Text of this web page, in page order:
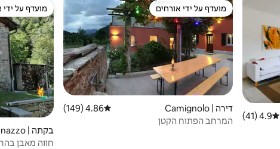
דירוג ממוצע של 4.9 מתוך 5, 41 ביקורות
4.9 (41)
מועדף על ידי אורחים
מועדף על ידי אורחים
דירה | Camignolo דירוג ממוצע של 4.86 מתוך 5, 149 ביקורות
4.86 (149)
המרחב הפתוח הקטן
מועדף על ידי
מועדף על ידי
בקתה | Cadenazzo
חווה מאבן